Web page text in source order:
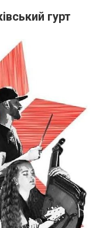
гурт